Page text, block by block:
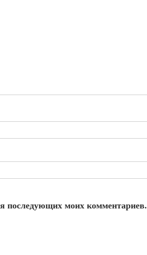
последующих моих комментариев.